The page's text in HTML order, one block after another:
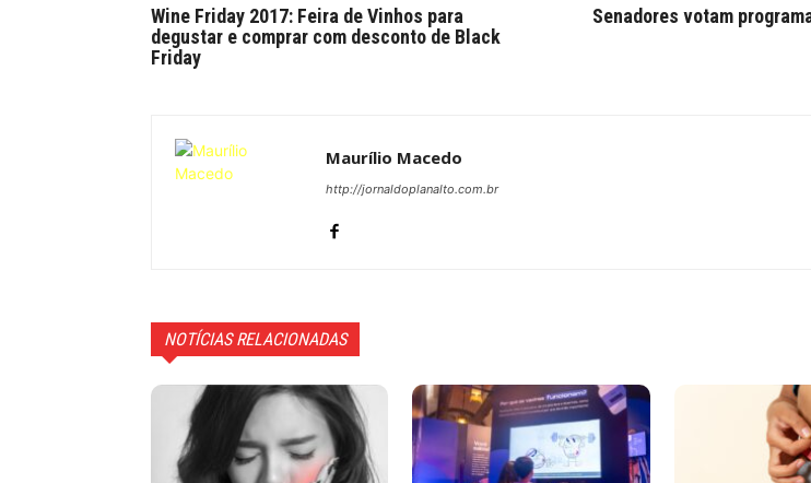
Wine Friday 2017: Feira de Vinhos para
degustar e comprar com desconto de Black
Friday
Senadores votam
Maurílio Macedo
http://jornaldoplanalto.com.br
NOTÍCIAS RELACIONADAS